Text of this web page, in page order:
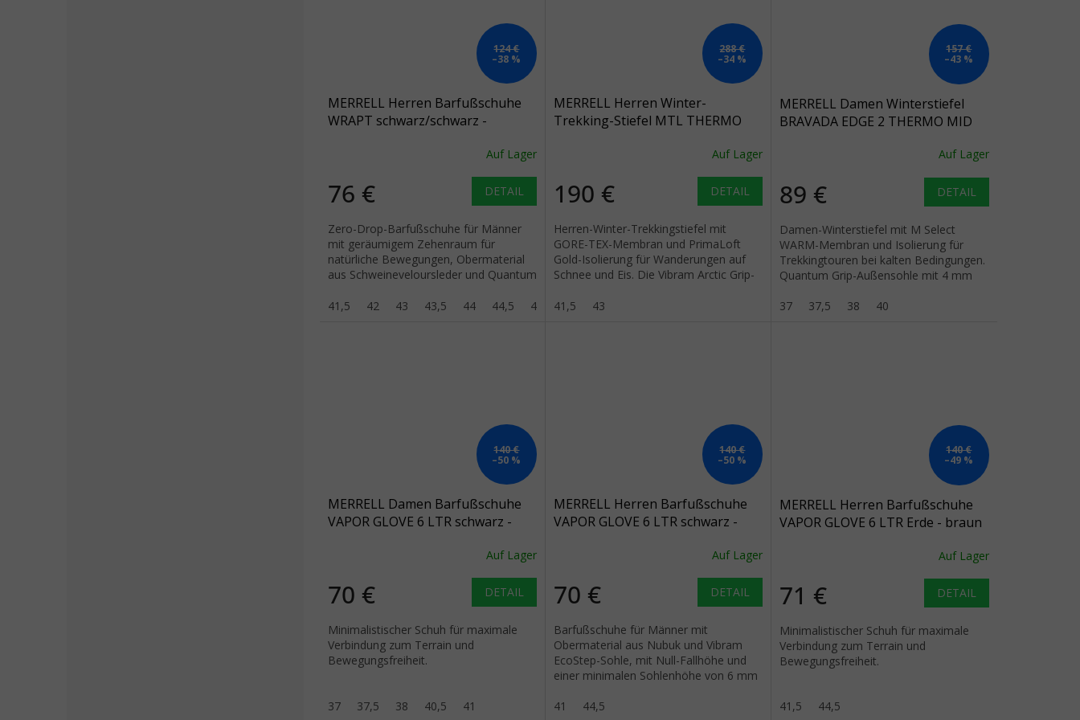
124 €
–38 %
MERRELL Herren Barfußschuhe
WRAPT schwarz/schwarz -
Auf Lager
76 € DETAIL
Zero-Drop-Barfußschuhe für Männer
mit geräumigem Zehenraum für
natürliche Bewegungen, Obermaterial
aus Schweineveloursleder und Quantum
41,5
42 43 43,5 44 44,5 45 46 46,5
288 €
–34 %
MERRELL Herren Winter-
Trekking-Stiefel MTL THERMO
Auf Lager
190 € DETAIL
Herren-Winter-Trekkingstiefel mit
GORE-TEX-Membran und PrimaLoft
Gold-Isolierung für Wanderungen auf
Schnee und Eis. Die Vibram Arctic Grip-
Bewegung...
41,5 43
157 €
–43 %
MERRELL Damen Winterstiefel
BRAVADA EDGE 2 THERMO MID
Auf Lager
89 € DETAIL
Damen-Winterstiefel mit M Select
WARM-Membran und Isolierung für
Trekkingtouren bei kalten Bedingungen.
Quantum Grip-Außensohle mit 4 mm
37
37,5 38 40
140 €
–50 %
MERRELL Damen Barfußschuhe
VAPOR GLOVE 6 LTR schwarz -
Auf Lager
70 € DETAIL
Minimalistischer Schuh für maximale
Verbindung zum Terrain und
Bewegungsfreiheit.
37 37,5 38 40,5 41
140 €
–50 %
MERRELL Herren Barfußschuhe
VAPOR GLOVE 6 LTR schwarz -
Auf Lager
70 € DETAIL
Barfußschuhe für Männer mit
Obermaterial aus Nubuk und Vibram
EcoStep-Sohle, mit Null-Fallhöhe und
einer minimalen Sohlenhöhe von 6 mm
Untergrund.
41 44,5
140 €
–49 %
MERRELL Herren Barfußschuhe
VAPOR GLOVE 6 LTR Erde - braun
Auf Lager
71 € DETAIL
Minimalistischer Schuh für maximale
Verbindung zum Terrain und
Bewegungsfreiheit.
41,5 44,5